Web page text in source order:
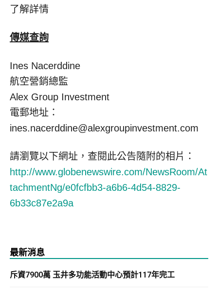
了解詳情
傳媒查詢
Ines Nacerddine
航空營銷總監
Alex Group Investment
電郵地址：
ines.nacerddine@alexgroupinvestment.com
請瀏覽以下網址，查閱此公告隨附的相片：
http://www.globenewswire.com/NewsRoom/At
tachmentNg/e0fcfbb3-a6b6-4d54-8829-
6b33c87e2a9a
最新消息
斥資7900萬 玉井多功能活動中心預計117年完工